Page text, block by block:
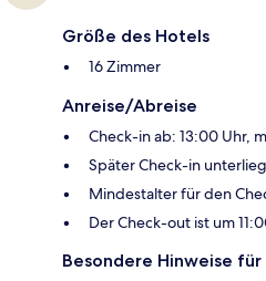
Größe des Hotels
16 Zimmer
Anreise/Abreise
Check-in ab: 13:00 Uhr,
Später Check-in
Mindestalter für den
Der Check-out ist um
Besondere Hinweise